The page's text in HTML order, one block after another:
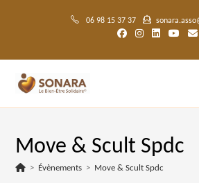
06 98 15 37 37
Move & Scult Spdc
> Évènements > Move & Scult Spdc